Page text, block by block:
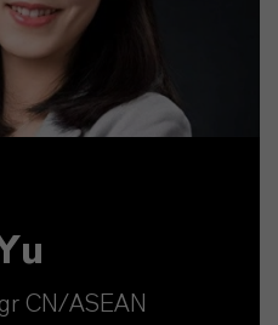
CN/ASEAN